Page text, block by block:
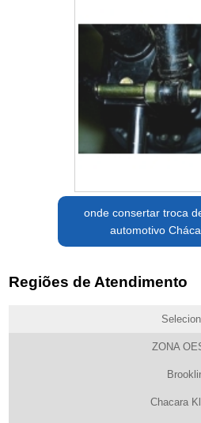
onde consertar troca
automotivo
Regiões de Atendimento
ZONA
Chacara